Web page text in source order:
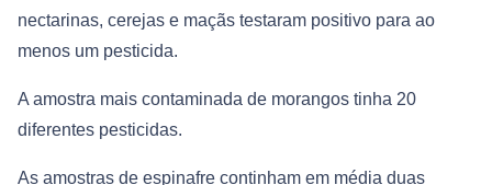
nectarinas, cerejas e maçãs testaram positivo para ao
menos um pesticida.
A amostra mais contaminada de morangos tinha 20
diferentes pesticidas.
As amostras de espinafre continham em média duas